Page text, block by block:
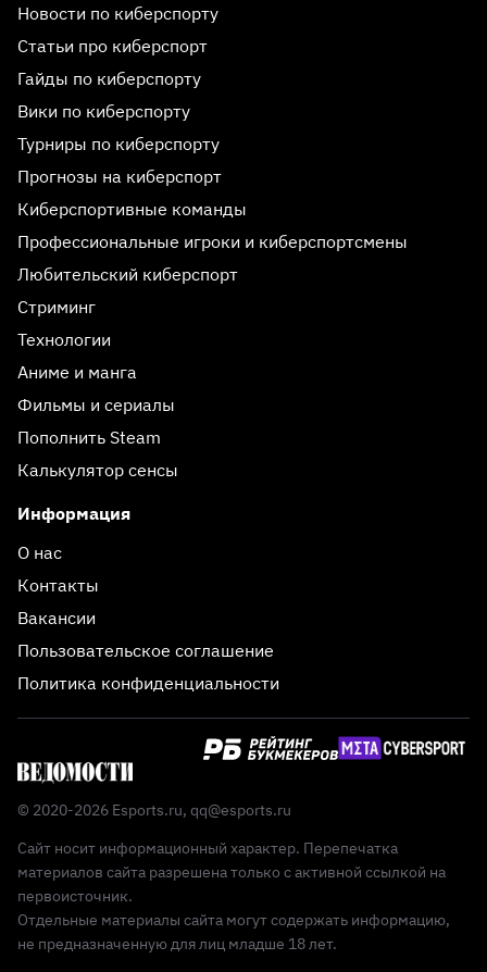
Новости по киберспорту
Статьи про киберспорт
Гайды по киберспорту
Вики по киберспорту
Турниры по киберспорту
Прогнозы на киберспорт
Киберспортивные команды
Профессиональные игроки и киберспортсмены
Любительский киберспорт
Стриминг
Технологии
Аниме и манга
Фильмы и сериалы
Пополнить Steam
Калькулятор сенсы
Информация
О нас
Контакты
Вакансии
Пользовательское соглашение
Политика конфиденциальности
© 2020-2026 Esports.ru, qq@esports.ru
Сайт носит информационный характер. Перепечатка
материалов сайта разрешена только с активной ссылкой на
первоисточник.
Отдельные материалы сайта могут содержать информацию,
не предназначенную для лиц младше 18 лет.